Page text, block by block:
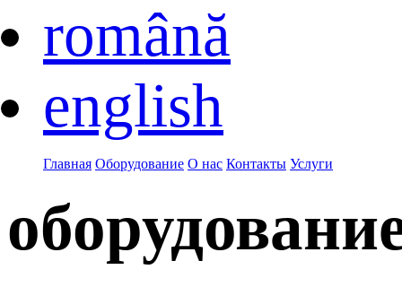
română
english
Главная Оборудование О нас Контакты Услуги